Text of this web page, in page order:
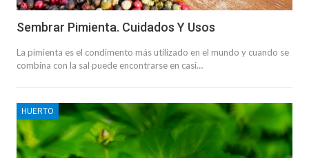
Sembrar Pimienta. Cuidados Y Usos
La pimienta es el condimento más utilizado en el mundo y cuando se
combina con la sal puede encontrarse en casi…
HUERTO